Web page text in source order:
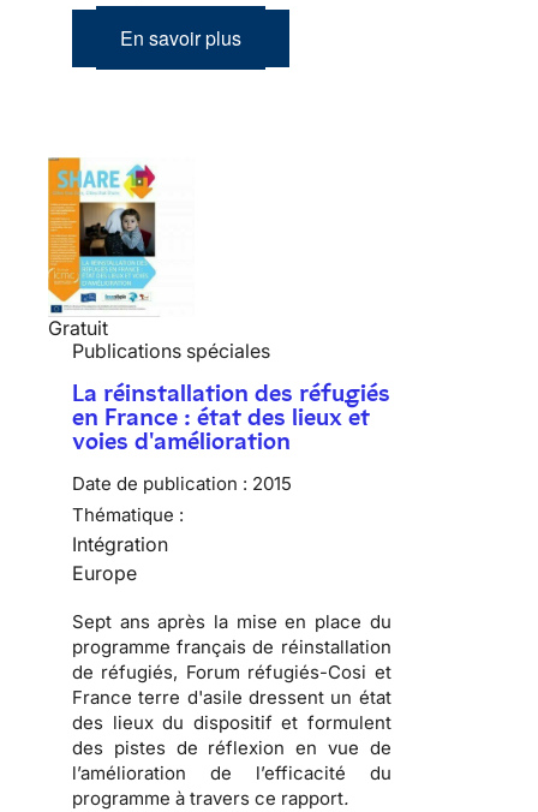
En savoir plus
Gratuit
Publications spéciales
La réinstallation des réfugiés
en France : état des lieux et
voies d'amélioration
Date de publication : 2015
Thématique :
Intégration
Europe
Sept ans après la mise en place du
programme français de réinstallation
de réfugiés, Forum réfugiés-Cosi et
France terre d'asile dressent un état
des lieux du dispositif et formulent
des pistes de réflexion en vue de
l’amélioration de l’efficacité du
programme à travers ce rapport.